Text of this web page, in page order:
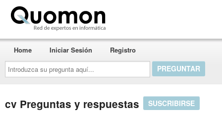
Introduzca
su
pregunta
aquí...
Home Iniciar Sesión Registro
cv Preguntas y respuestas SUSCRIBIRSE